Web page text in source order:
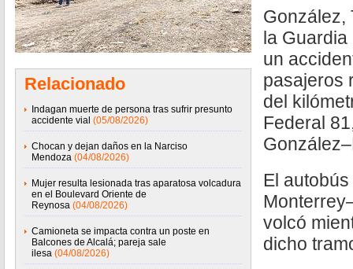
Relacionado
Indagan muerte de persona tras sufrir presunto
accidente vial (05/08/2026)
Chocan y dejan daños en la Narciso
Mendoza (04/08/2026)
Mujer resulta lesionada tras aparatosa volcadura
en el Boulevard Oriente de
Reynosa (04/08/2026)
Camioneta se impacta contra un poste en
Balcones de Alcalá; pareja sale
ilesa (04/08/2026)
González,
la
un
pasajeros
del
Federal
El
volcó
dicho